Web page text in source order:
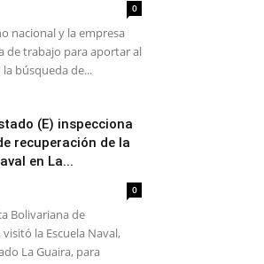
0
nacional y la empresa
de trabajo para aportar al
búsqueda de...
(E) inspecciona
recuperación de la
en La...
0
Bolivariana de
la Escuela Naval,
La Guaira, para